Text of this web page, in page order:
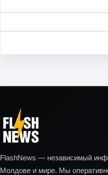
FlashNews — независимый
Молдове и мире. Мы